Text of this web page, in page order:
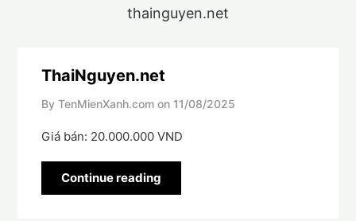
thainguyen.net
ThaiNguyen.net
By TenMienXanh.com on 11/08/2025
Giá bán: 20.000.000 VND
Continue reading